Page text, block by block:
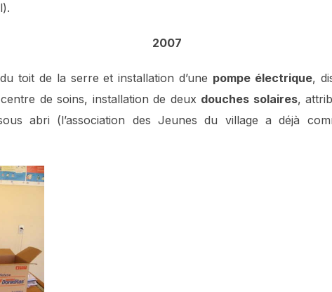
2007
toit de la serre et installation d’une pompe électrique,
de soins, installation de deux douches solaires,
abri (l’association des Jeunes du village a déjà